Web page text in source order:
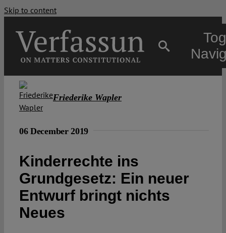
Skip to content
Open Access
Friederike Wapler
06 December 2019
Kinderrechte ins
Grundgesetz: Ein neuer
Entwurf bringt nichts
Neues